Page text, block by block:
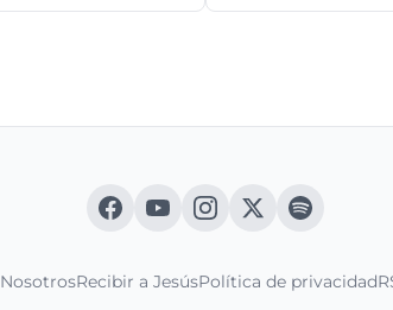
NosotrosRecibir a JesúsPolítica de privacidad